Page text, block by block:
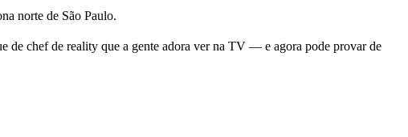
norte de São Paulo.
de chef de reality que a gente adora ver na TV — e agora pode provar de